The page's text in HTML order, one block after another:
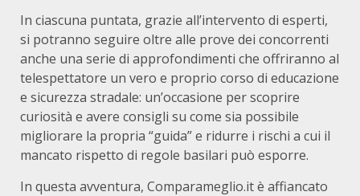
In ciascuna puntata, grazie all’intervento di esperti,
si potranno seguire oltre alle prove dei concorrenti
anche una serie di approfondimenti che offriranno al
telespettatore un vero e proprio corso di educazione
e sicurezza stradale: un’occasione per scoprire
curiosità e avere consigli su come sia possibile
migliorare la propria “guida” e ridurre i rischi a cui il
mancato rispetto di regole basilari può esporre.
In questa avventura, Comparameglio.it è affiancato